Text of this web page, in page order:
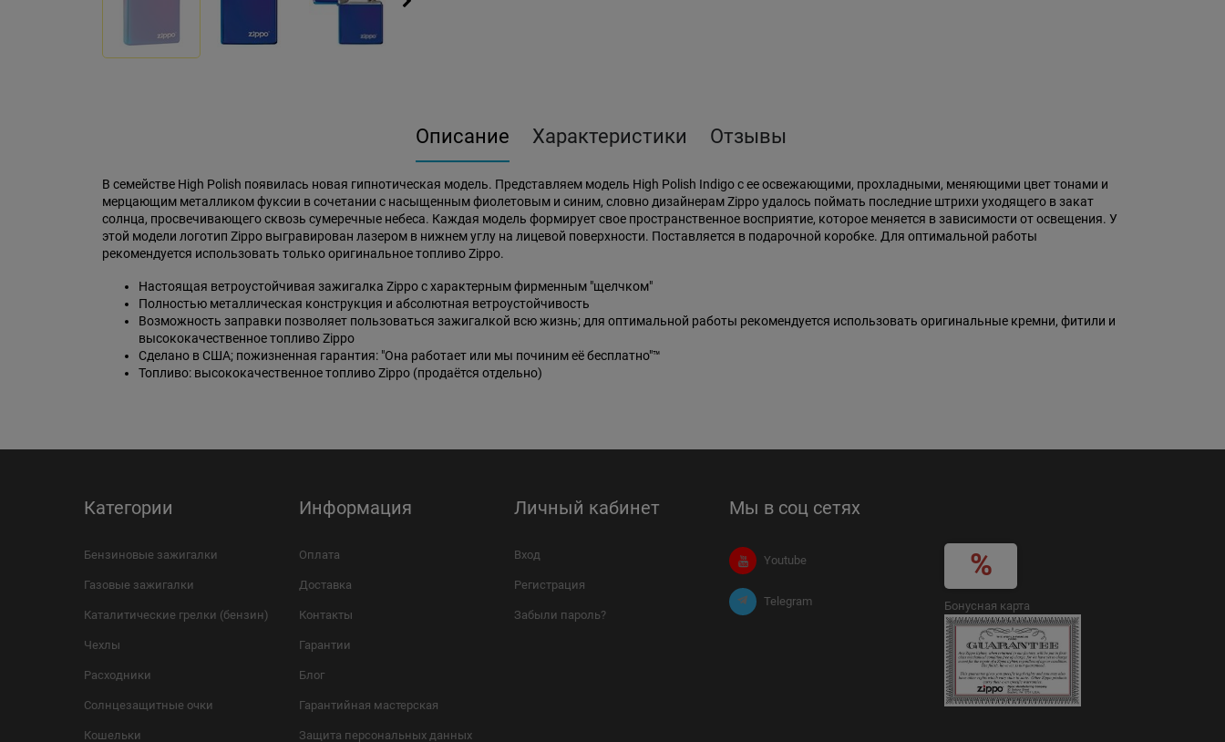
Описание Характеристики Отзывы
В семействе High Polish появилась новая гипнотическая модель. Представляем модель High Polish Indigo с ее освежающими, прохладными, меняющими цвет тонами и
мерцающим металликом фуксии в сочетании с насыщенным фиолетовым и синим, словно дизайнерам Zippo удалось поймать последние штрихи уходящего в закат
солнца, просвечивающего сквозь сумеречные небеса. Каждая модель формирует свое пространственное восприятие, которое меняется в зависимости от освещения. У
этой модели логотип Zippo выгравирован лазером в нижнем углу на лицевой поверхности. Поставляется в подарочной коробке. Для оптимальной работы
рекомендуется использовать только оригинальное топливо Zippo.
Настоящая ветроустойчивая зажигалка Zippo с характерным фирменным "щелчком"
Полностью металлическая конструкция и абсолютная ветроустойчивость
Возможность заправки позволяет пользоваться зажигалкой всю жизнь; для оптимальной работы рекомендуется использовать оригинальные кремни, фитили и
высококачественное топливо Zippo
Сделано в США; пожизненная гарантия: "Она работает или мы починим её бесплатно"™
Топливо: высококачественное топливо Zippo (продаётся отдельно)
Категории
Бензиновые зажигалки
Газовые зажигалки
Каталитические грелки (бензин)
Чехлы
Расходники
Солнцезащитные очки
Кошельки
Информация
Оплата
Доставка
Контакты
Гарантии
Блог
Гарантийная мастерская
Защита персональных данных
Личный кабинет
Вход
Регистрация
Забыли пароль?
Мы в соц сетях
Youtube
Telegram Бонусная карта